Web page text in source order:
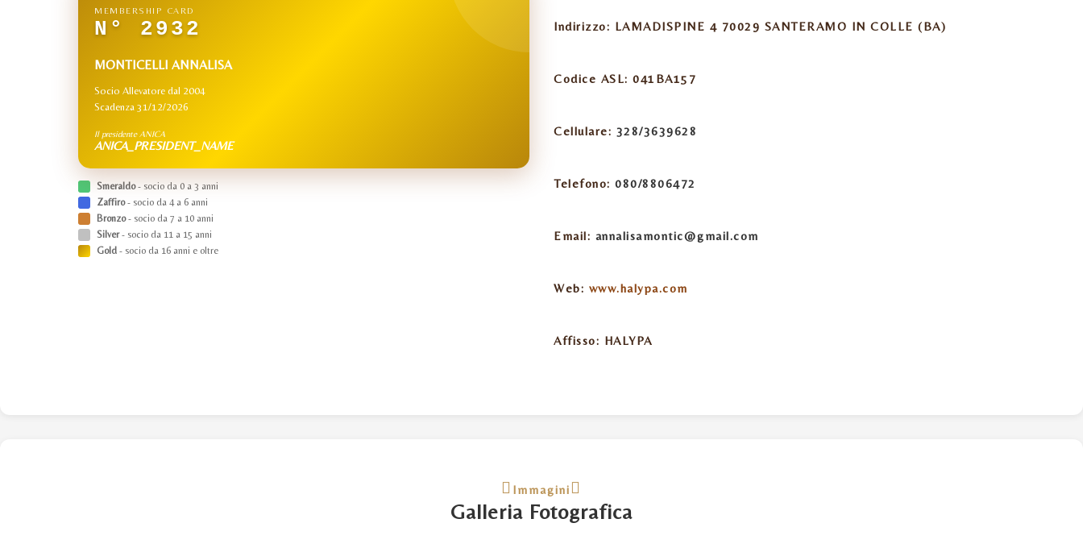
MEMBERSHIP CARD
N° 2932
MONTICELLI ANNALISA
Socio Allevatore dal 2004
Scadenza 31/12/2026
Il presidente ANICA
ANICA_PRESIDENT_NAME
Smeraldo- socio da 0 a 3 anni
Zaffiro- socio da 4 a 6 anni
Bronzo- socio da 7 a 10 anni
Silver- socio da 11 a 15 anni
Gold - socio da 16 anni e oltre
Indirizzo: LAMADISPINE 4 70029 SANTERAMO IN COLLE (BA)
Codice ASL: 041BA157
Cellulare: 328/3639628
Telefono: 080/8806472
Email: annalisamontic@gmail.com
Web: www.halypa.com
Affisso: HALYPA
Immagini
Galleria Fotografica